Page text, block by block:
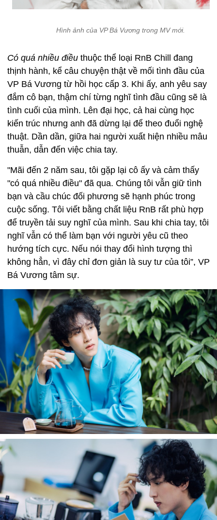
Hình ảnh của VP Bá Vương trong MV mới.
Có quá nhiều điều thuộc thể loại RnB Chill đang
thịnh hành, kể câu chuyện thật về mối tình đầu của
VP Bá Vương từ hồi học cấp 3. Khi ấy, anh yêu say
đắm cô bạn, thậm chí từng nghĩ tình đầu cũng sẽ là
tình cuối của mình. Lên đại học, cả hai cùng học
kiến trúc nhưng anh đã dừng lại để theo đuổi nghệ
thuật. Dần dần, giữa hai người xuất hiện nhiều mâu
thuẫn, dẫn đến việc chia tay.
"Mãi đến 2 năm sau, tôi gặp lại cô ấy và cảm thấy
"có quá nhiều điều" đã qua. Chúng tôi vẫn giữ tình
bạn và cầu chúc đối phương sẽ hạnh phúc trong
cuộc sống. Tôi viết bằng chất liệu RnB rất phù hợp
để truyền tải suy nghĩ của mình. Sau khi chia tay, tôi
nghĩ vẫn có thể làm bạn với người yêu cũ theo
hướng tích cực. Nếu nói thay đổi hình tượng thì
không hẳn, vì đây chỉ đơn giản là suy tư của tôi”, VP
Bá Vương tâm sự.